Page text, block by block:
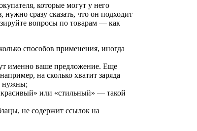
которые могут у него
сразу сказать, что он подходит
вопросы по товарам — как
способов применения, иногда
именно ваше предложение. Еще
на сколько хватит заряда
нужны;
или «стильный» — такой
не содержит ссылок на